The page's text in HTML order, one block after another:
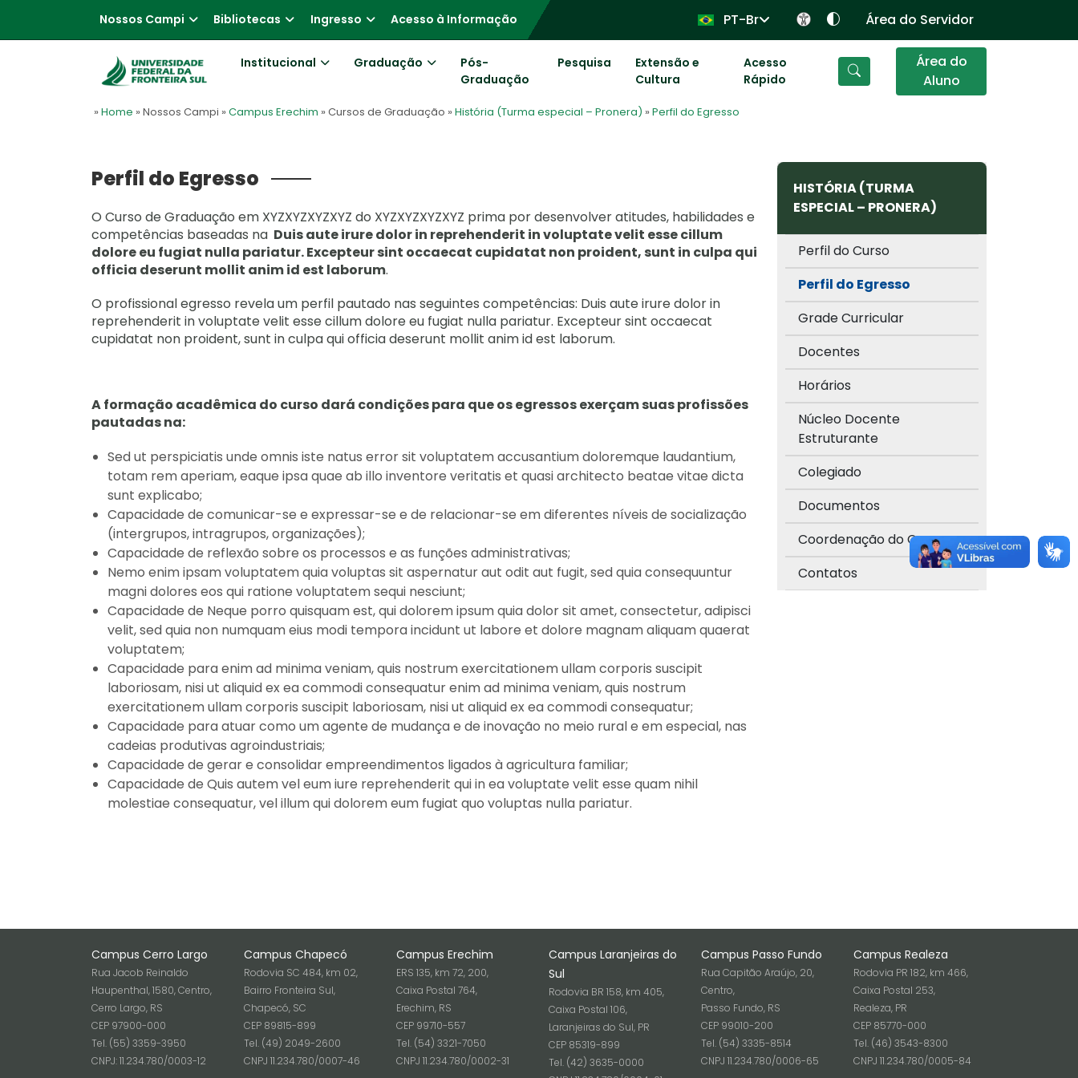
Nossos Campi Bibliotecas Ingresso Acesso à Informação PT-Br Área do Servidor
Institucional Graduação
Pós-
Graduação
Pesquisa
Extensão e
Cultura
Acesso
Rápido
Área do
Aluno
» Home » Nossos Campi » Campus Erechim » Cursos de Graduação » História (Turma especial – Pronera) » Perfil do Egresso
Perfil do Egresso
O Curso de Graduação em XYZXYZXYZXYZ do XYZXYZXYZXYZ prima por desenvolver atitudes, habilidades e
competências baseadas na Duis aute irure dolor in reprehenderit in voluptate velit esse cillum
dolore eu fugiat nulla pariatur. Excepteur sint occaecat cupidatat non proident, sunt in culpa qui
officia deserunt mollit anim id est laborum.
O profissional egresso revela um perfil pautado nas seguintes competências: Duis aute irure dolor in
reprehenderit in voluptate velit esse cillum dolore eu fugiat nulla pariatur. Excepteur sint occaecat
cupidatat non proident, sunt in culpa qui officia deserunt mollit anim id est laborum.
A formação acadêmica do curso dará condições para que os egressos exerçam suas profissões
pautadas na:
Sed ut perspiciatis unde omnis iste natus error sit voluptatem accusantium doloremque laudantium,
totam rem aperiam, eaque ipsa quae ab illo inventore veritatis et quasi architecto beatae vitae dicta
sunt explicabo;
Capacidade de comunicar-se e expressar-se e de relacionar-se em diferentes níveis de socialização
(intergrupos, intragrupos, organizações);
Capacidade de reflexão sobre os processos e as funções administrativas;
Nemo enim ipsam voluptatem quia voluptas sit aspernatur aut odit aut fugit, sed quia consequuntur
magni dolores eos qui ratione voluptatem sequi nesciunt;
Capacidade de Neque porro quisquam est, qui dolorem ipsum quia dolor sit amet, consectetur, adipisci
velit, sed quia non numquam eius modi tempora incidunt ut labore et dolore magnam aliquam quaerat
voluptatem;
Capacidade para enim ad minima veniam, quis nostrum exercitationem ullam corporis suscipit
laboriosam, nisi ut aliquid ex ea commodi consequatur enim ad minima veniam, quis nostrum
exercitationem ullam corporis suscipit laboriosam, nisi ut aliquid ex ea commodi consequatur;
Capacidade para atuar como um agente de mudança e de inovação no meio rural e em especial, nas
cadeias produtivas agroindustriais;
Capacidade de gerar e consolidar empreendimentos ligados à agricultura familiar;
Capacidade de Quis autem vel eum iure reprehenderit qui in ea voluptate velit esse quam nihil
molestiae consequatur, vel illum qui dolorem eum fugiat quo voluptas nulla pariatur.
HISTÓRIA (TURMA
ESPECIAL – PRONERA)
Perfil do Curso
Perfil do Egresso
Grade Curricular
Docentes
Horários
Núcleo Docente
Estruturante
Colegiado
Documentos
Coordenação do Curso
Contatos
Campus Cerro Largo
Rua Jacob Reinaldo
Haupenthal, 1580, Centro,
Cerro Largo, RS
CEP 97900-000
Tel. (55) 3359-3950
CNPJ: 11.234.780/0003-12
Campus Chapecó
Rodovia SC 484, km 02,
Bairro Fronteira Sul,
Chapecó, SC
CEP 89815-899
Tel. (49) 2049-2600
CNPJ 11.234.780/0007-46
Campus Erechim
ERS 135, km 72, 200,
Caixa Postal 764,
Erechim, RS
CEP 99710-557
Tel. (54) 3321-7050
CNPJ 11.234.780/0002-31
Campus Laranjeiras do
Sul
Rodovia BR 158, km 405,
Caixa Postal 106,
Laranjeiras do Sul, PR
CEP 85319-899
Tel. (42) 3635-0000
Campus Passo Fundo
Rua Capitão Araújo, 20,
Centro,
Passo Fundo, RS
CEP 99010-200
Tel. (54) 3335-8514
CNPJ 11.234.780/0006-65
Campus Realeza
Rodovia PR 182, km 466,
Caixa Postal 253,
Realeza, PR
CEP 85770-000
Tel. (46) 3543-8300
CNPJ 11.234.780/0005-84